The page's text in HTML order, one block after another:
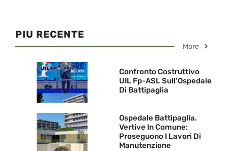
PIU RECENTE
More
Confronto Costruttivo
UIL Fp-ASL Sull’Ospedale
Di Battipaglia
Ospedale Battipaglia.
Vertive In Comune:
Proseguono I Lavori Di
Manutenzione